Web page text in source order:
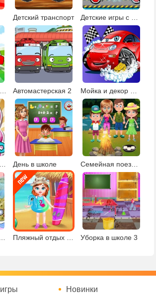
Детский транспорт
детей Автомастерская 2
День в школе Семейная поездка
и тюнинг Уборка в школе 3
Новинки